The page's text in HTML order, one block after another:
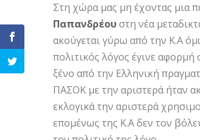
Στη χώρα μας μη έχοντας μια
Παπανδρέουστη νέα
ακούγεται γύρω από την Κ.Α
πολιτικός λόγος έγινε αφορμή
ξένο από την Ελληνική
ΠΑΣΟΚ με την αριστερά ήταν
εκλογικά την αριστερά
επομένως της Κ.Α δεν τον